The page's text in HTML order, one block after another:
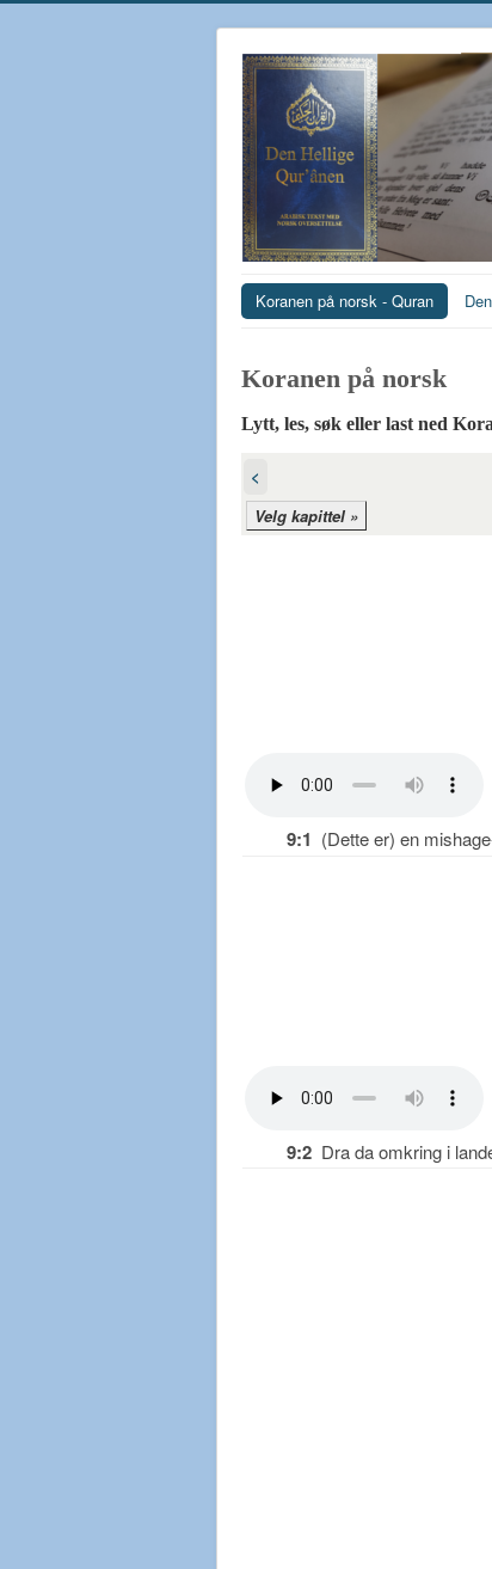
Koranen på norsk - Quran
Koranen på norsk‎
Lytt, les, søk eller last ned
<
Velg kapittel »
9:1 (Dette er) en
9:2 Dra da omkring i